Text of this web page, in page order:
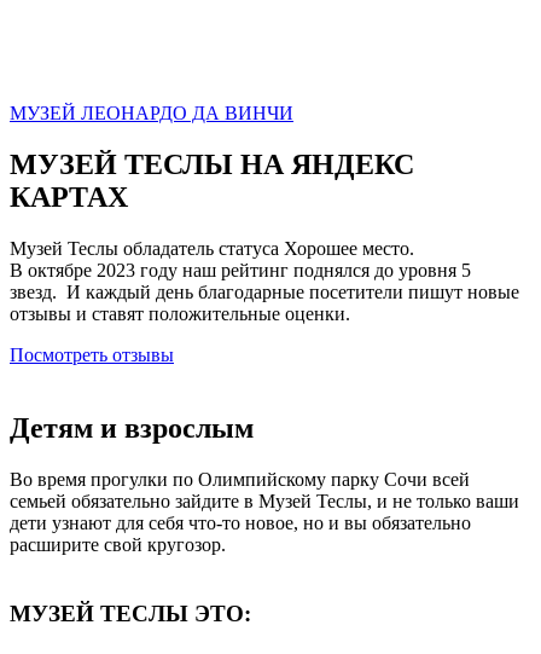
МУЗЕЙ ЛЕОНАРДО ДА ВИНЧИ
МУЗЕЙ ТЕСЛЫ НА ЯНДЕКС
КАРТАХ
Музей Теслы обладатель статуса Хорошее место.
В октябре 2023 году наш рейтинг поднялся до уровня 5
звезд. И каждый день благодарные посетители пишут новые
отзывы и ставят положительные оценки.
Посмотреть отзывы
Детям и взрослым
Во время прогулки по Олимпийскому парку Сочи всей
семьей обязательно зайдите в Музей Теслы, и не только ваши
дети узнают для себя что-то новое, но и вы обязательно
расширите свой кругозор.
МУЗЕЙ ТЕСЛЫ ЭТО: